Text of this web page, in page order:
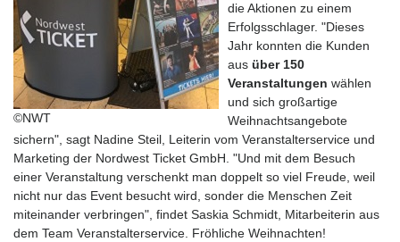
©NWT
die Aktionen zu einem
Erfolgsschlager. "Dieses
Jahr konnten die Kunden
aus über 150
Veranstaltungen wählen
und sich großartige
Weihnachtsangebote
sichern", sagt Nadine Steil, Leiterin vom Veranstalterservice und
Marketing der Nordwest Ticket GmbH. "Und mit dem Besuch
einer Veranstaltung verschenkt man doppelt so viel Freude, weil
nicht nur das Event besucht wird, sonder die Menschen Zeit
miteinander verbringen", findet Saskia Schmidt, Mitarbeiterin aus
dem Team Veranstalterservice. Fröhliche Weihnachten!